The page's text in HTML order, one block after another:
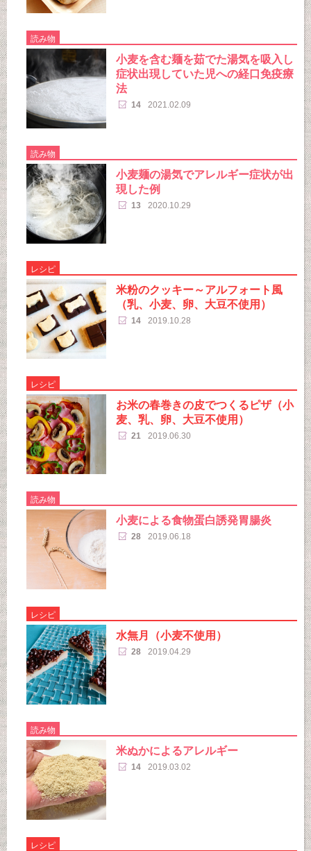
読み物
小麦を含む麺を茹でた湯気を吸入し
症状出現していた児への経口免疫療
法
14 2021.02.09
読み物
小麦麺の湯気でアレルギー症状が出
現した例
13 2020.10.29
レシピ
米粉のクッキー～アルフォート風
（乳、小麦、卵、大豆不使用）
14 2019.10.28
レシピ
お米の春巻きの皮でつくるピザ（小
麦、乳、卵、大豆不使用）
21 2019.06.30
読み物
小麦による食物蛋白誘発胃腸炎
28 2019.06.18
レシピ
水無月（小麦不使用）
28 2019.04.29
読み物
米ぬかによるアレルギー
14 2019.03.02
レシピ